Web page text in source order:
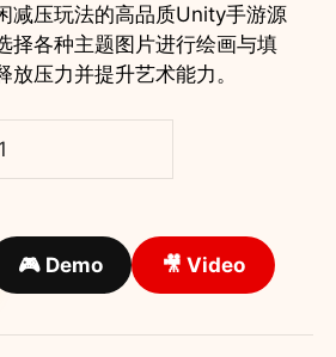
减压玩法的高品质Unity手游源
择各种主题图片进行绘画与填
压力并提升艺术能力。
🎮 Demo 🎥 Video